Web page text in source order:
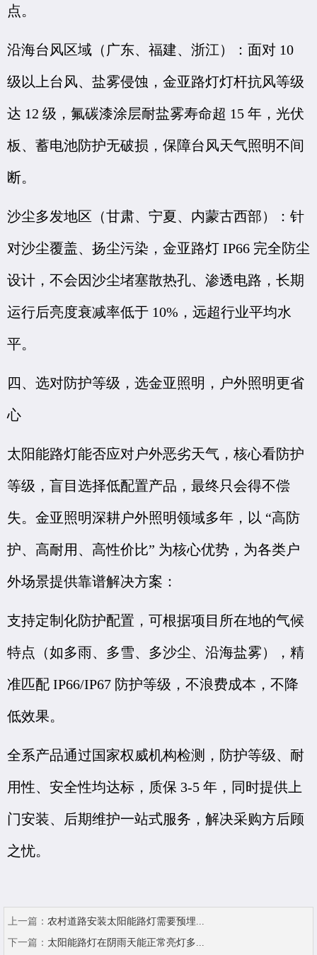
点。
沿海台风区域（广东、福建、浙江）：面对 10
级以上台风、盐雾侵蚀，金亚路灯灯杆抗风等级
达 12 级，氟碳漆涂层耐盐雾寿命超 15 年，光伏
板、蓄电池防护无破损，保障台风天气照明不间
断。
沙尘多发地区（甘肃、宁夏、内蒙古西部）：针
对沙尘覆盖、扬尘污染，金亚路灯 IP66 完全防尘
设计，不会因沙尘堵塞散热孔、渗透电路，长期
运行后亮度衰减率低于 10%，远超行业平均水
平。
四、选对防护等级，选金亚照明，户外照明更省
心
太阳能路灯能否应对户外恶劣天气，核心看防护
等级，盲目选择低配置产品，最终只会得不偿
失。金亚照明深耕户外照明领域多年，以 “高防
护、高耐用、高性价比” 为核心优势，为各类户
外场景提供靠谱解决方案：
支持定制化防护配置，可根据项目所在地的气候
特点（如多雨、多雪、多沙尘、沿海盐雾），精
准匹配 IP66/IP67 防护等级，不浪费成本，不降
低效果。
全系产品通过国家权威机构检测，防护等级、耐
用性、安全性均达标，质保 3-5 年，同时提供上
门安装、后期维护一站式服务，解决采购方后顾
之忧。
上一篇： 农村道路安装太阳能路灯需要预埋...
下一篇： 太阳能路灯在阴雨天能正常亮灯多...